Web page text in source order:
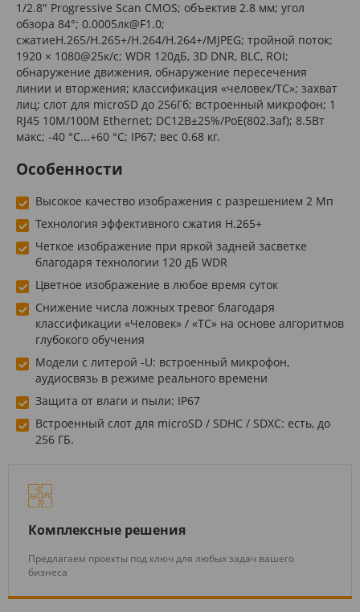
1/2.8" Progressive Scan CMOS; объектив 2.8 мм; угол
обзора 84°; 0.0005лк@F1.0;
сжатиеH.265/H.265+/H.264/H.264+/MJPEG; тройной поток;
1920 × 1080@25к/с; WDR 120дБ, 3D DNR, BLC, ROI;
обнаружение движения, обнаружение пересечения
линии и вторжения; классификация «человек/ТС»; захват
лиц; слот для microSD до 256Гб; встроенный микрофон; 1
RJ45 10M/100M Ethernet; DC12В±25%/PoE(802.3af); 8.5Вт
макс; -40 °C...+60 °C; IP67; вес 0.68 кг.
Особенности
Высокое качество изображения с разрешением 2 Мп
Технология эффективного сжатия H.265+
Четкое изображение при яркой задней засветке
благодаря технологии 120 дБ WDR
Цветное изображение в любое время суток
Снижение числа ложных тревог благодаря
классификации «Человек» / «ТС» на основе алгоритмов
глубокого обучения
Модели с литерой -U: встроенный микрофон,
аудиосвязь в режиме реального времени
Защита от влаги и пыли: IP67
Встроенный слот для microSD / SDHC / SDXC: есть, до
256 ГБ.
Комплексные решения
Предлагаем проекты под ключ для любых задач вашего
бизнеса